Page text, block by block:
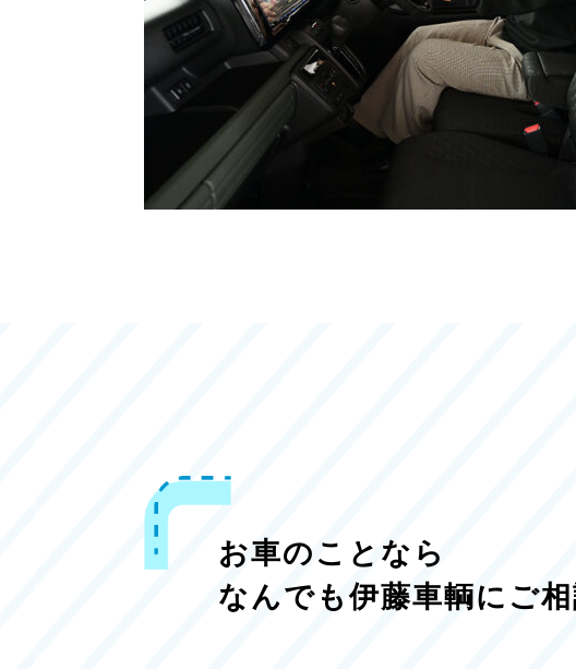
お車のことなら
なんでも伊藤車輌にご